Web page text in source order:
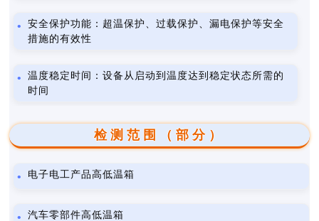
安全保护功能：超温保护、过载保护、漏电保护等安全
措施的有效性
温度稳定时间：设备从启动到温度达到稳定状态所需的
时间
检测范围（部分）
电子电工产品高低温箱
汽车零部件高低温箱